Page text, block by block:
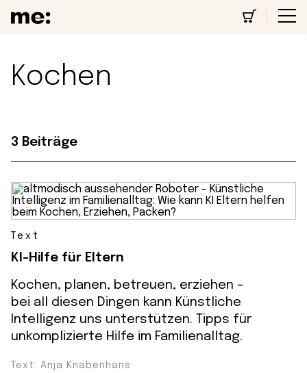
Kochen
3 Beiträge
Text
KI-Hilfe für Eltern
Kochen, planen, betreuen, erziehen -
bei all diesen Dingen kann Künstliche
Intelligenz uns unterstützen. Tipps für
unkomplizierte Hilfe im Familienalltag.
Text: Anja Knabenhans